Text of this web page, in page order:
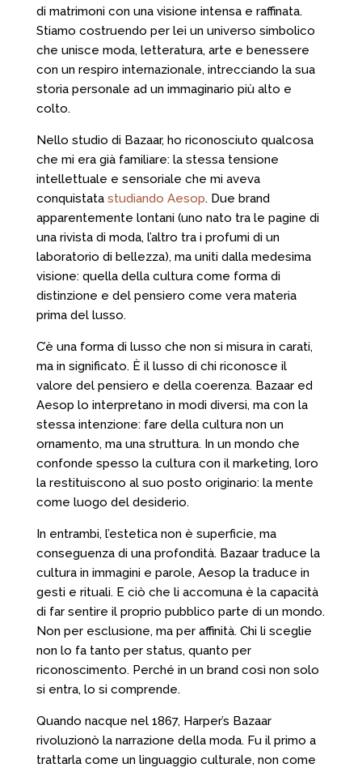
di matrimoni con una visione intensa e raffinata.
Stiamo costruendo per lei un universo simbolico
che unisce moda, letteratura, arte e benessere
con un respiro internazionale, intrecciando la sua
storia personale ad un immaginario più alto e
colto.
Nello studio di Bazaar, ho riconosciuto qualcosa
che mi era già familiare: la stessa tensione
intellettuale e sensoriale che mi aveva
conquistata studiando Aesop. Due brand
apparentemente lontani (uno nato tra le pagine di
una rivista di moda, l’altro tra i profumi di un
laboratorio di bellezza), ma uniti dalla medesima
visione: quella della cultura come forma di
distinzione e del pensiero come vera materia
prima del lusso.
C’è una forma di lusso che non si misura in carati,
ma in significato. È il lusso di chi riconosce il
valore del pensiero e della coerenza. Bazaar ed
Aesop lo interpretano in modi diversi, ma con la
stessa intenzione: fare della cultura non un
ornamento, ma una struttura. In un mondo che
confonde spesso la cultura con il marketing, loro
la restituiscono al suo posto originario: la mente
come luogo del desiderio.
In entrambi, l’estetica non è superficie, ma
conseguenza di una profondità. Bazaar traduce la
cultura in immagini e parole, Aesop la traduce in
gesti e rituali. E ciò che li accomuna è la capacità
di far sentire il proprio pubblico parte di un mondo.
Non per esclusione, ma per affinità. Chi li sceglie
non lo fa tanto per status, quanto per
riconoscimento. Perché in un brand così non solo
si entra, lo si comprende.
Quando nacque nel 1867, Harper’s Bazaar
rivoluzionò la narrazione della moda. Fu il primo a
trattarla come un linguaggio culturale, non come